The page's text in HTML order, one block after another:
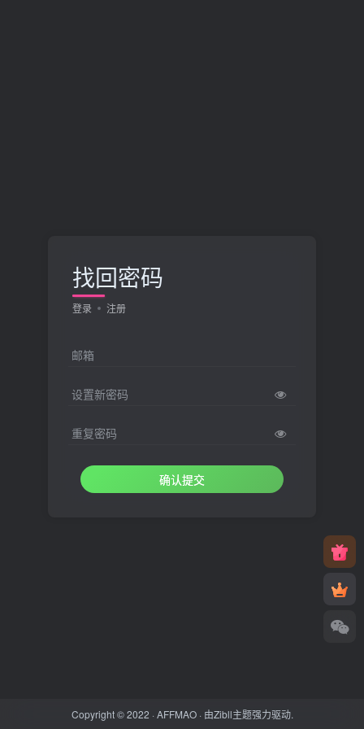
找回密码
登录 注册
邮箱
设置新密码
重复密码
确认提交
Copyright © 2022 ·AFFMAO· 由Zibll主题强力驱动.